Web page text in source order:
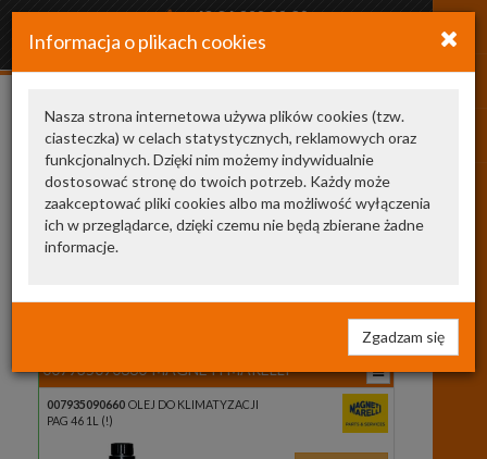
+48 34 366 20 20
arkozamowienia@gmail.com
Informacja o plikach cookies
Nasza strona internetowa używa plików cookies (tzw.
ciasteczka) w celach statystycznych, reklamowych oraz
funkcjonalnych. Dzięki nim możemy indywidualnie
dostosować stronę do twoich potrzeb. Każdy może
zaakceptować pliki cookies albo ma możliwość wyłączenia
ich w przeglądarce, dzięki czemu nie będą zbierane żadne
informacje.
Zgadzam się
Kategoria Producent
OLEJE OLEJ DO KLIMATYZACJI 2
Wyszukaj
w
007935090660 MAGNETI MARELLI
007935090660 OLEJ DO KLIMATYZACJI
PAG 46 1L (!)